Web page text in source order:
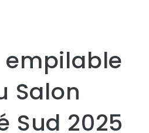
empilable
Salon
Sud 2025